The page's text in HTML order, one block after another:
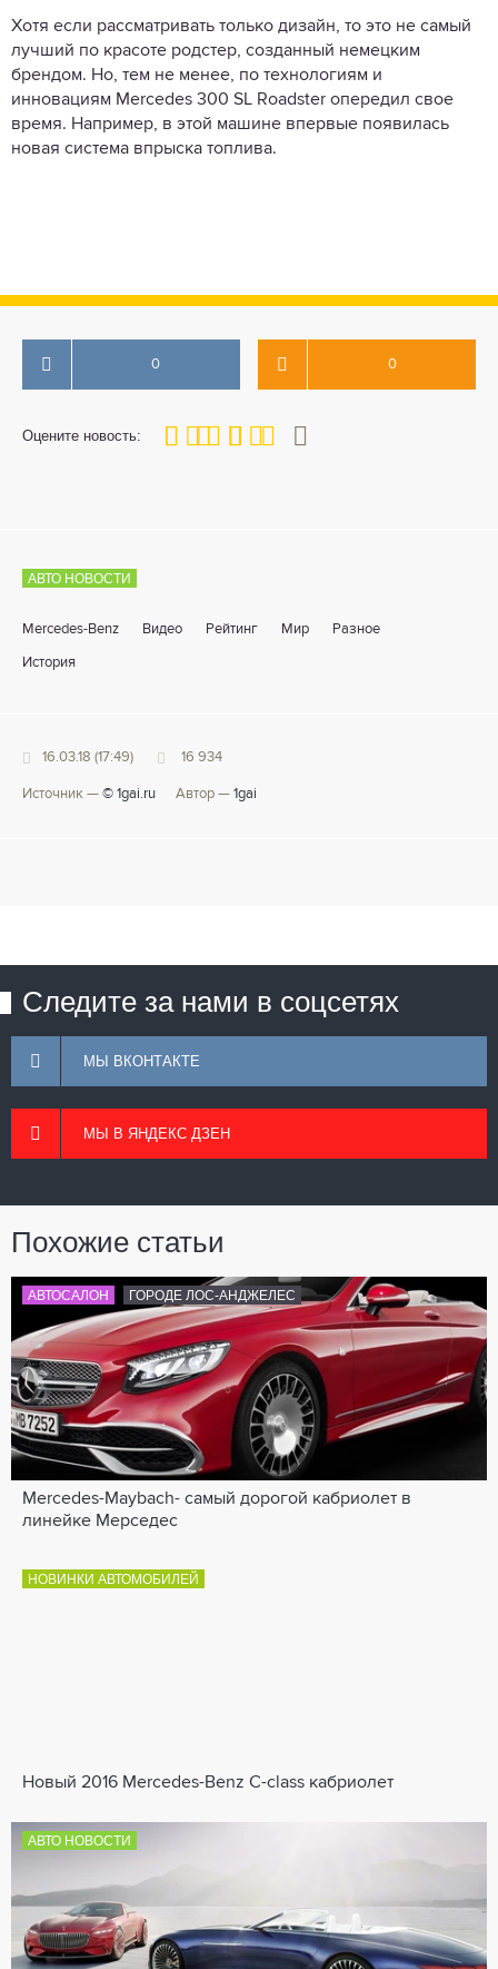
Хотя если рассматривать только дизайн, то это не самый
лучший по красоте родстер, созданный немецким
брендом. Но, тем не менее, по технологиям и
инновациям Mercedes 300 SL Roadster опередил свое
время. Например, в этой машине впервые появилась
новая система впрыска топлива.
0 0
Оцените новость:
80
1 3 4 5
АВТО НОВОСТИ
Mercedes-Benz Видео Рейтинг Мир Разное
История
16.03.18 (17:49) 16 934
Источник — © 1gai.ru Автор — 1gai
Следите за нами в соцсетях
МЫ ВКОНТАКТЕ
МЫ В ЯНДЕКС ДЗЕН
Похожие статьи
АВТОСАЛОН ГОРОДЕ ЛОС-АНДЖЕЛЕС
Mercedes-Maybach- самый дорогой кабриолет в
линейке Мерседес
НОВИНКИ АВТОМОБИЛЕЙ
Новый 2016 Mercedes-Benz C-class кабриолет
АВТО НОВОСТИ